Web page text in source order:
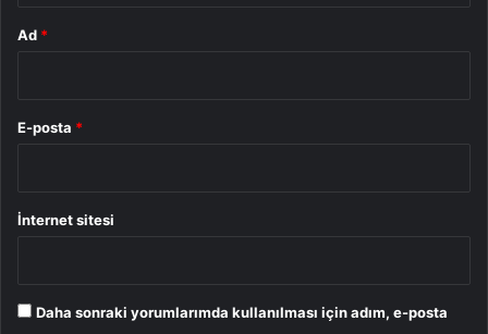
Ad *
E-posta *
İnternet sitesi
Daha sonraki yorumlarımda kullanılması için adım, e-posta